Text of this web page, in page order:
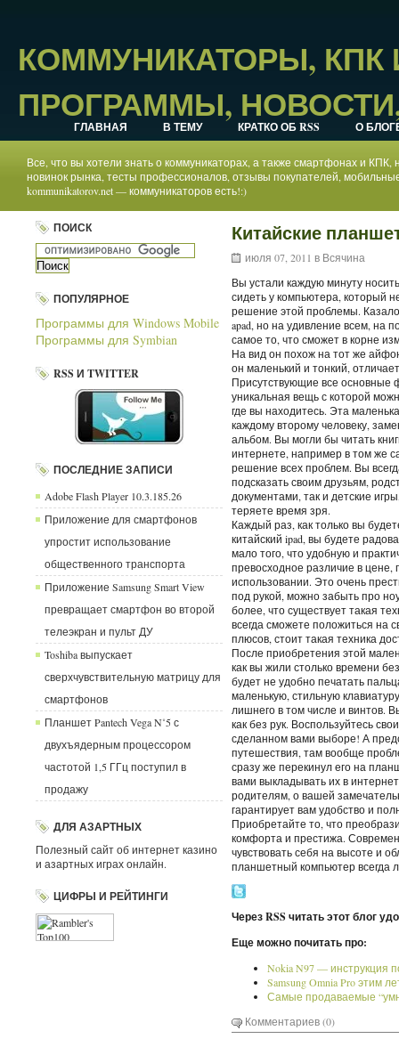
КОММУНИКАТОРЫ,
ПРОГРАММЫ,
ГЛАВНАЯ В ТЕМУ КРАТКО ОБ RSS О
Все, что вы хотели знать о коммуникаторах, а также смартфонах и
новинок рынка, тесты профессионалов, отзывы покупателей,
kommunikatorov.net — коммуникаторов есть!:)
ПОИСК
ПОПУЛЯРНОЕ
Программы для Windows Mobile
Программы для Symbian
RSS И TWITTER
ПОСЛЕДНИЕ ЗАПИСИ
Adobe Flash Player 10.3.185.26
Приложение для смартфонов
упростит использование
общественного транспорта
Приложение Samsung Smart View
превращает смартфон во второй
телеэкран и пульт ДУ
Toshiba выпускает
сверхчувствительную матрицу для
смартфонов
Планшет Pantech Vega N˚5 с
двухъядерным процессором
частотой 1,5 ГГц поступил в
продажу
ДЛЯ АЗАРТНЫХ
Полезный сайт об интернет казино
и азартных играх онлайн.
ЦИФРЫ И РЕЙТИНГИ
Китайские
июля 07, 2011 в Всячина
Вы устали каждую минуту
сидеть у компьютера, который
решение этой проблемы.
apad, но на удивление всем,
самое то, что сможет в корне
На вид он похож на тот же
он маленький и тонкий,
Присутствующие все основные
уникальная вещь с которой
где вы находитесь. Эта
каждому второму человеку,
альбом. Вы могли бы читать
интернете, например в том же
решение всех проблем. Вы
подсказать своим друзьям,
документами, так и детские
теряете время зря.
Каждый раз, как только вы
китайский ipad, вы будете
мало того, что удобную и
превосходное различие в цене,
использовании. Это очень
под рукой, можно забыть про
более, что существует такая
всегда сможете положиться на
плюсов, стоит такая техника
После приобретения этой
как вы жили столько времени
будет не удобно печатать
маленькую, стильную
лишнего в том числе и винтов.
как без рук. Воспользуйтесь
сделанном вами выборе! А
путешествия, там вообще
сразу же перекинул его на
вами выкладывать их в
родителям, о вашей
гарантирует вам удобство и
Приобретайте то, что
комфорта и престижа.
чувствовать себя на высоте и
планшетный компьютер всегда
Через RSS читать этот блог
Еще можно почитать про:
Nokia N97 — инструкция
Samsung Omnia Pro этим
Самые продаваемые
Комментариев (0)